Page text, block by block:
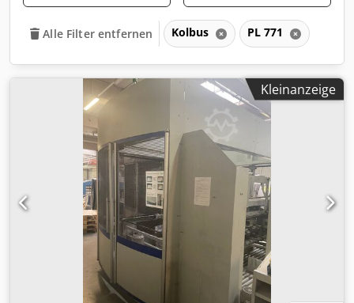
Alle Filter entfernen Kolbus PL 771
Kleinanzeige